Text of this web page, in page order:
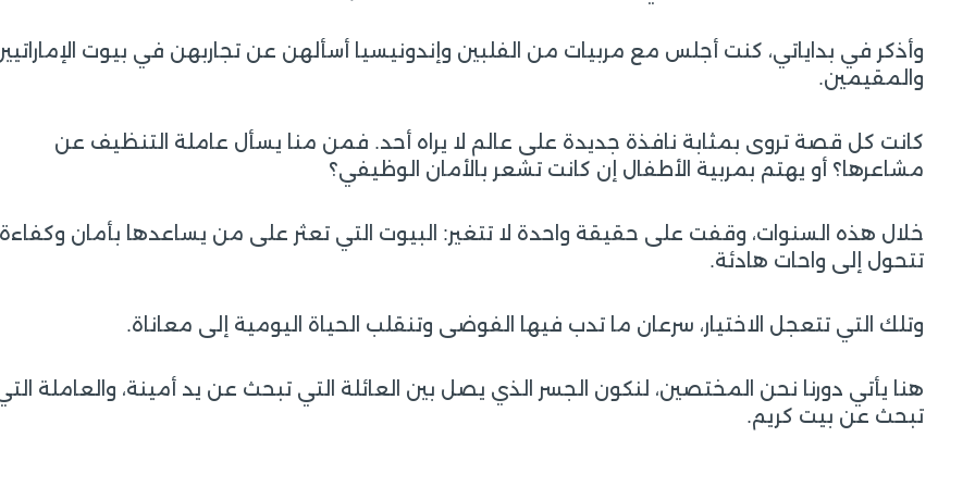
وأذكر في بداياتي، كنت أجلس مع مربيات من الفلبين وإندونيسيا أسألهن عن تجاربهن في بيوت
والمقيمين.
كانت كل قصة تروى بمثابة نافذة جديدة على عالم لا يراه أحد. فمن منا يسأل عاملة التنظيف عن
مشاعرها؟ أو يهتم بمربية الأطفال إن كانت تشعر بالأمان الوظيفي؟
خلال هذه السنوات، وقفت على حقيقة واحدة لا تتغير: البيوت التي تعثر على من يساعدها بأمان
تتحول إلى واحات هادئة.
وتلك التي تتعجل الاختيار، سرعان ما تدب فيها الفوضى وتنقلب الحياة اليومية إلى معاناة.
هنا يأتي دورنا نحن المختصين، لنكون الجسر الذي يصل بين العائلة التي تبحث عن يد أمينة، والعاملة
تبحث عن بيت كريم.